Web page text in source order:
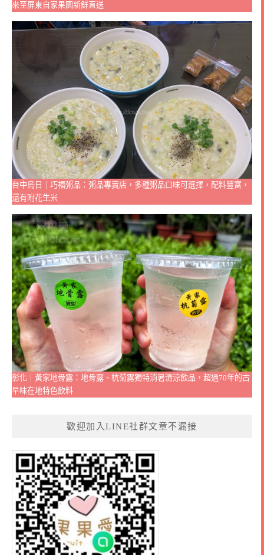
來至屏東自家果園新鮮直送
台中烏日｜巧福粥品：粥品專賣店，多種粥品口味可選擇，配料豐富，
還有附花生米
彰化｜黃家地骨露：地骨露、杭菊露獨特消暑清涼飲品，超過70年的古
早味在地特色飲料
歡迎加入LINE社群文章不漏接